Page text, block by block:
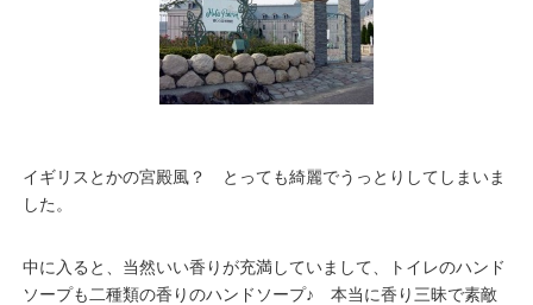
イギリスとかの宮殿風？ とっても綺麗でうっとりしてしまいま
した。
中に入ると、当然いい香りが充満していまして、トイレのハンド
ソープも二種類の香りのハンドソープ♪ 本当に香り三昧で素敵